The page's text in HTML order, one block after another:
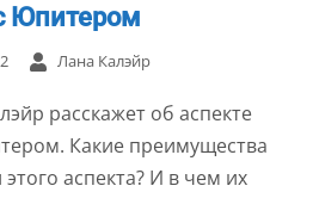
Юпитером
Лана Калэйр
расскажет об аспекте
Какие преимущества
аспекта? И в чем их